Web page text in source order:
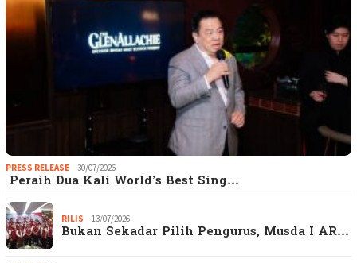
PRESS RELEASE 30/07/2026
Peraih Dua Kali World’s Best Sing…
RILIS 13/07/2026
Bukan Sekadar Pilih Pengurus, Musda I AR…